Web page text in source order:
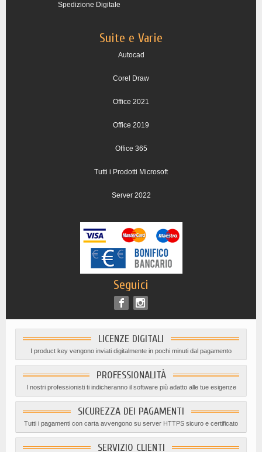
Spedizione Digitale
Suite e Varie
Autocad
Corel Draw
Office 2021
Office 2019
Office 365
Tutti i Prodotti Microsoft
Server 2022
Seguici
LICENZE DIGITALI
I product key vengono inviati digitalmente in pochi minuti dal pagamento
PROFESSIONALITÀ
I nostri professionisti ti indicheranno il software più adatto alle tue esigenze
SICUREZZA DEI PAGAMENTI
Tutti i pagamenti con carta avvengono su server HTTPS sicuro e certificato
SERVIZIO CLIENTI